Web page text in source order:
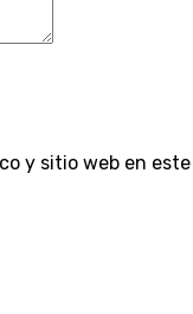
y sitio web en